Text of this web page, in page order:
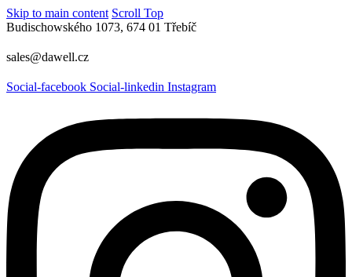
Skip to main content Scroll Top
Budischowského 1073, 674 01 Třebíč
sales@dawell.cz
Social-facebook Social-linkedin Instagram